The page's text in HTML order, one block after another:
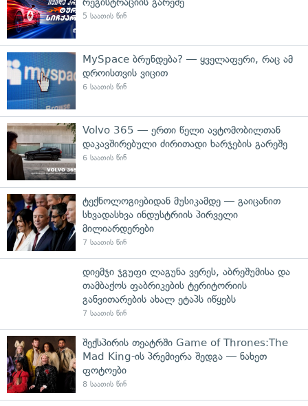
5 საათის წინ
MySpace ბრუნდება? — ყველაფერი, რაც ამ
დროისთვის ვიცით
6 საათის წინ
Volvo 365 — ერთი წელი ავტომობილთან
დაკავშირებული ძირითადი ხარჯების გარეშე
6 საათის წინ
ტექნოლოგიებიდან მუსიკამდე — გაიცანით
სხვადასხვა ინდუსტრიის პირველი
მილიარდერები
7 საათის წინ
დიემჯი ჯგუფი ლაგუნა ვერეს, აბრეშუმისა და
თამბაქოს ფაბრიკების ტერიტორიის
განვითარების ახალ ეტაპს იწყებს
7 საათის წინ
შექსპირის თეატრში Game of Thrones:The
Mad King-ის პრემიერა შედგა — ნახეთ
ფოტოები
8 საათის წინ